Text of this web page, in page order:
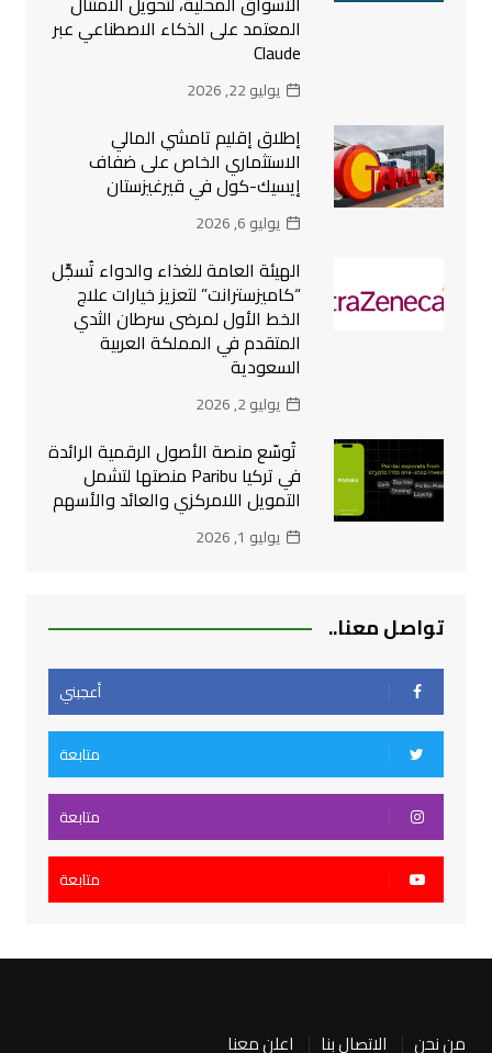
المعتمد على الذكاء الاصطناعي عبر
Claude
يوليو 22, 2026
إطلاق إقليم تامشي المالي
الاستثماري الخاص على ضفاف
إيسيك-كول في قيرغيزستان
يوليو 6, 2026
الهيئة العامة للغذاء والدواء تُسجِّل
“كاميزسترانت” لتعزيز خيارات علاج
الخط الأول لمرضى سرطان الثدي
المتقدم في المملكة العربية
السعودية
يوليو 2, 2026
تُوسّع منصة الأصول الرقمية الرائدة
في تركيا Paribu منصتها لتشمل
التمويل اللامركزي والعائد والأسهم
يوليو 1, 2026
تواصل معنا..
أعجبني
متابعة
متابعة
متابعة
من نحن الاتصال بنا اعلن معنا